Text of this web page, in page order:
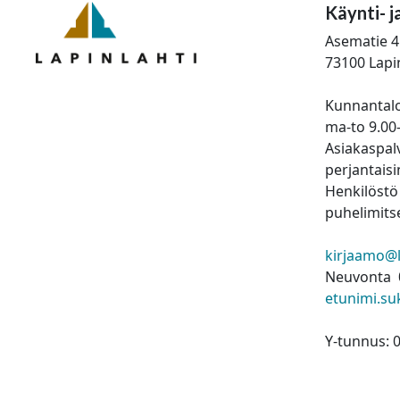
Käynti-
Asematie 4
73100
ma-to
Neuvonta
Y-tunnus: